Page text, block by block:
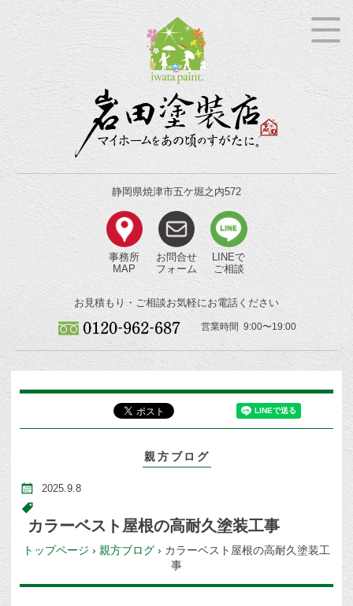
静岡県焼津市五ケ堀之内572
事務所
MAP
お問合せ
フォーム
LINEで
ご相談
お見積もり・ご相談お気軽にお電話ください
営業時間 9:00〜19:00
親方ブログ
2025.9.8
カラーベスト屋根の高耐久塗装工事
トップページ › 親方ブログ › カラーベスト屋根の高耐久塗装工
事